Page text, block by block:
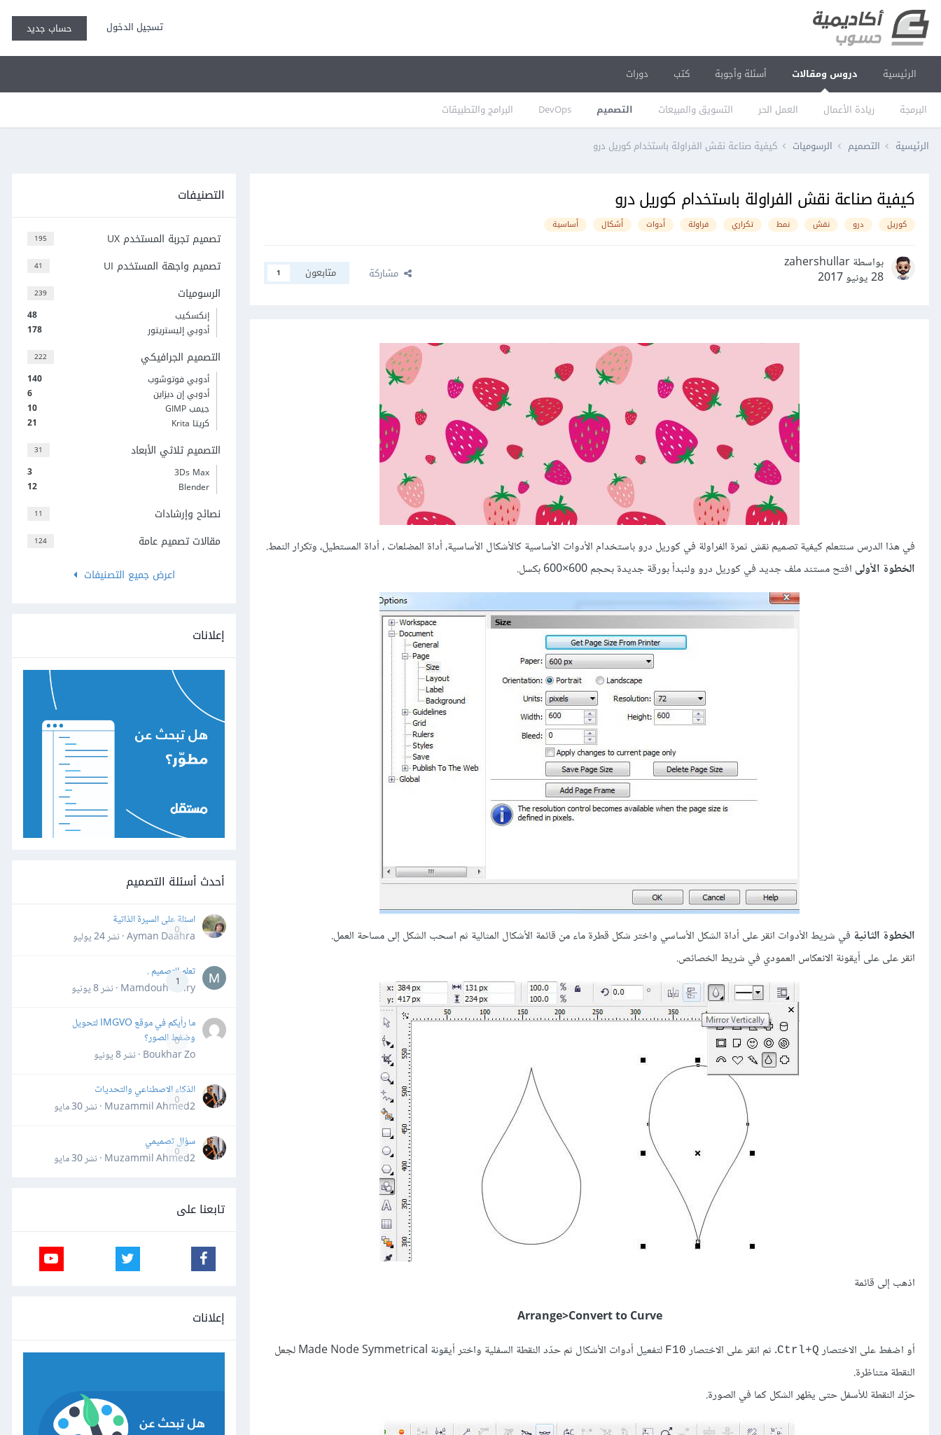
تسجيل الدخول حساب جديد
الرئيسية دروس ومقالات
البرمجة ريادة الأعمال العمل الحر التسويق والمبيعات التصميم DevOps البرامج والتطبيقات
أسئلة وأجوبة كتب دورات
الرئيسية التصميم الرسوميات كيفية صناعة نقش الفراولة باستخدام كوريل درو
كيفية صناعة نقش الفراولة باستخدام كوريل درو
كوريل درو نقش نمط تكراري فراولة أدوات أشكال أساسية
بواسطة zahershullar
28 يونيو 2017
مشاركة متابعون 1
في هذا الدرس سنتعلم كيفية تصميم نقش ثمرة الفراولة في كوريل درو باستخدام الأدوات الأساسية كالأشكال الأساسية، أداة المضلعات ، أداة المستطيل، وتكرار النمط.
الخطوة الأولى افتح مستند ملف جديد في كوريل درو ولنبدأ بورقة جديدة بحجم 600×600 بكسل.
الخطوة الثانية في شريط الأدوات انقر على أداة الشكل الأساسي واختر شكل قطرة ماء من قائمة الأشكال المثالية ثم اسحب الشكل إلى مساحة العمل.
انقر على على أيقونة الانعكاس العمودي في شريط الخصائص.
اذهب إلى قائمة
Arrange>Convert to Curve
أو اضغط على الاختصار Ctrl+Q. ثم انقر على الاختصار F10
لتفعيل أدوات الأشكال ثم حدّد النقطة السفلية واختر أيقونة Made Node Symmetrical لجعل
النقطة متناظرة.
حرّك النقطة للأسفل حتى يظهر الشكل كما في الصورة.
التصنيفات
195 تصميم تجربة المستخدم UX
41 تصميم واجهة المستخدم UI
239 الرسوميات
48
إنكسكيب
178
أدوبي إليستريتور
222 التصميم الجرافيكي
140
أدوبي فوتوشوب
6
أدوبي إن ديزاين
10
جيمب GIMP
21
كريتا Krita
31 التصميم ثلاثي الأبعاد
3
3Ds Max
12
Blender
11 نصائح وإرشادات
124
مقالات تصميم عامة
اعرض جميع التصنيفات
إعلانات
أحدث أسئلة التصميم
0
اسئلة على السيرة الذاتية
Ayman Daahra · نشر
24 يوليو
1
تعلم التصميم .
Mamdouh Khiry · نشر
8 يونيو
0
ما رأيكم في موقع IMGVO لتحويل
وضغط الصور؟
Boukhar Zo · نشر
8 يونيو
0
الذكاء الاصطناعي والتحديات
Muzammil Ahmed2 · نشر
30 مايو
0
سؤال تصميمي
Muzammil Ahmed2 · نشر
30 مايو
تابعنا على
إعلانات